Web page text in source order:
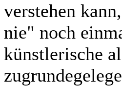
verstehen
nie" noch
künstlerische